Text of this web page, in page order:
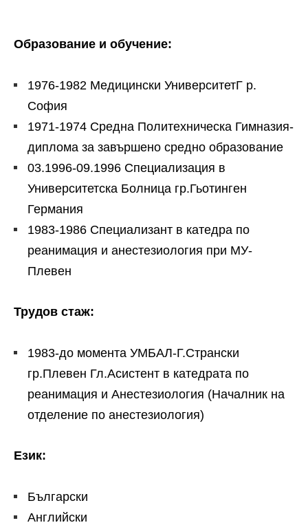
Образование и обучение:
1976-1982 Медицински УниверситетГ р.
София
1971-1974 Средна Политехническа Гимназия-
диплома за завършено средно образование
03.1996-09.1996 Специализация в
Университетска Болница гр.Гьотинген
Германия
1983-1986 Специализант в катедра по
реанимация и анестезиология при МУ-
Плевен
Трудов стаж:
1983-до момента УМБАЛ-Г.Странски
гр.Плевен Гл.Асистент в катедрата по
реанимация и Анестезиология (Началник на
отделение по анестезиология)
Език:
Български
Английски